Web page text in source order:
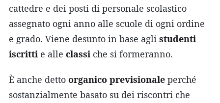
cattedre e dei posti di personale scolastico
assegnato ogni anno alle scuole di ogni ordine
e grado. Viene desunto in base agli studenti
iscritti e alle classi che si formeranno.
È anche detto organico previsionale perché
sostanzialmente basato su dei riscontri che